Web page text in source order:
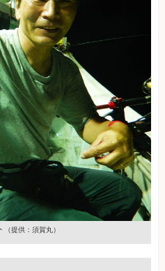
（提供：須賀丸）